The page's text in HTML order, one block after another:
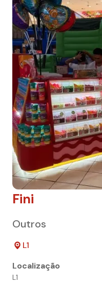
Fini
Outros
L1
Localização
L1